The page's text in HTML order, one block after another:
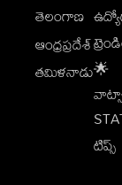
తెలంగాణ
ఆంధ్రప్రదేశ్
తమిళనాడు🌟
టిప్స్